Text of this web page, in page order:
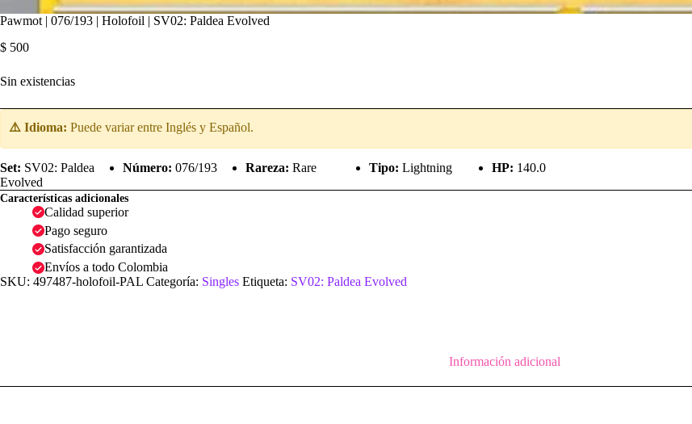
Pawmot | 076/193 | Holofoil | SV02: Paldea Evolved
$ 500
Sin existencias
⚠️ Idioma: Puede variar entre Inglés y Español.
Set: SV02: Paldea
Evolved
Número: 076/193 Rareza: Rare Tipo: Lightning HP: 140.0
Características adicionales
Calidad superior
Pago seguro
Satisfacción garantizada
Envíos a todo Colombia
SKU: 497487-holofoil-PAL Categoría: Singles Etiqueta: SV02: Paldea Evolved
Información adicional